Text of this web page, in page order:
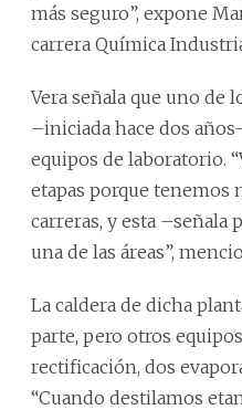
más seguro”, expone
carrera Química
Vera señala que uno de
–iniciada hace dos
equipos de laboratorio.
etapas porque tenemos
carreras, y esta
una de las áreas”,
La caldera de dicha
parte, pero otros
rectificación, dos
“Cuando destilamos